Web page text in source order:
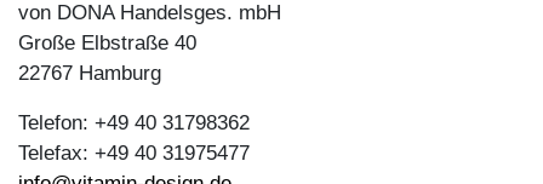
von DONA Handelsges. mbH
Große Elbstraße 40
22767 Hamburg
Telefon: +49 40 31798362
Telefax: +49 40 31975477